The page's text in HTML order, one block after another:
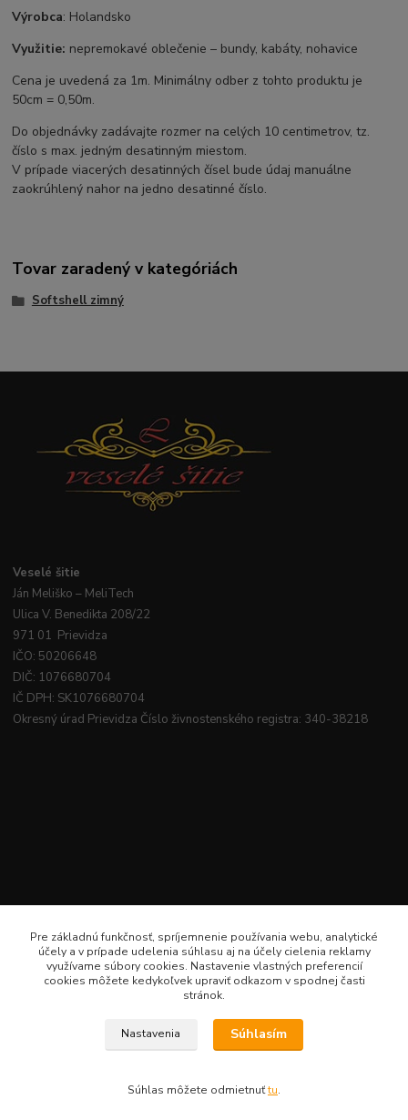
Výrobca: Holandsko
Využitie: nepremokavé oblečenie – bundy, kabáty, nohavice
Cena je uvedená za 1m. Minimálny odber z tohto produktu je
50cm = 0,50m.
Do objednávky zadávajte rozmer na celých 10 centimetrov, tz.
číslo s max. jedným desatinným miestom.
V prípade viacerých desatinných čísel bude údaj manuálne
zaokrúhlený nahor na jedno desatinné číslo.
Tovar zaradený v kategóriách
Softshell zimný
Veselé šitie
Ján Meliško – MeliTech
Ulica V. Benedikta 208/22
971 01 Prievidza
IČO: 50206648
DIČ: 1076680704
IČ DPH: SK1076680704
Okresný úrad Prievidza Číslo živnostenského registra: 340-38218
lenkameliskovapd@gmail.com · Hotline: Lenka Melišková 0949 224 331
Pre základnú funkčnosť, spríjemnenie používania webu, analytické
účely a v prípade udelenia súhlasu aj na účely cielenia reklamy
využívame súbory cookies. Nastavenie vlastných preferencií
cookies môžete kedykoľvek upraviť odkazom v spodnej časti
stránok.
Nastavenia Súhlasím
Súhlas môžete odmietnuťtu.